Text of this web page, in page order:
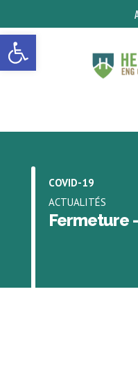
Ouvrir la barre d’outils
COVID-19
ACTUALITÉS
Fermeture